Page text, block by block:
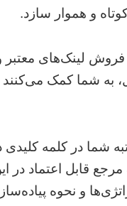
و هموار سازد.
لینک‌های معتبر
به شما کمک می‌کنند
رتبه شما در کلمه
قابل اعتماد در
و نحوه